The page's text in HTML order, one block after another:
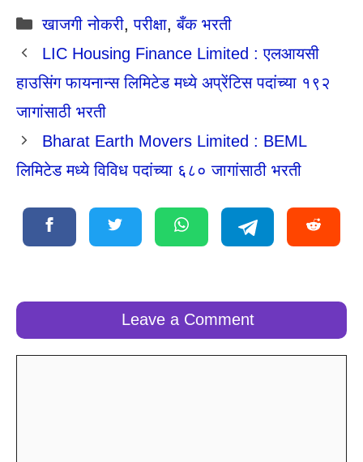
Categories
खाजगी नोकरी,परीक्षा,बँक भरती
LIC Housing Finance Limited : एलआयसी
हाउसिंग फायनान्स लिमिटेड मध्ये अप्रेंटिस पदांच्या १९२
जागांसाठी भरती
Bharat Earth Movers Limited : BEML
लिमिटेड मध्ये विविध पदांच्या ६८० जागांसाठी भरती
Leave a Comment